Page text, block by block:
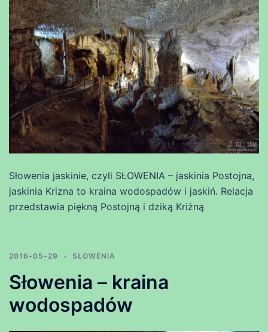
Słowenia jaskinie, czyli SŁOWENIA – jaskinia Postojna,
jaskinia Krizna to kraina wodospadów i jaskiń. Relacja
przedstawia piękną Postojną i dziką Kriżną
2016-05-29 SŁOWENIA
Słowenia – kraina
wodospadów